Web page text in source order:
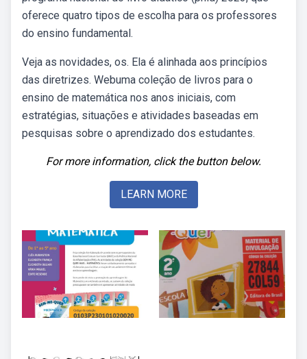
oferece quatro tipos de escolha para os professores
do ensino fundamental.
Veja as novidades, os. Ela é alinhada aos princípios
das diretrizes. Webuma coleção de livros para o
ensino de matemática nos anos iniciais, com
estratégias, situações e atividades baseadas em
pesquisas sobre o aprendizado dos estudantes.
For more information, click the button below.
LEARN MORE